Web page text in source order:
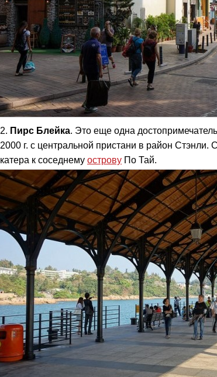
Пирс Блейка. Это еще одна
2000 г. с центральной пристани в район Стэнли.
катера к соседнему острову По Тай.